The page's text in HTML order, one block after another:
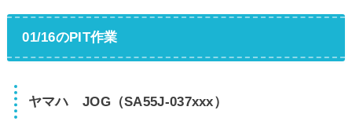
01/16のPIT作業
ヤマハ JOG（SA55J-037xxx）